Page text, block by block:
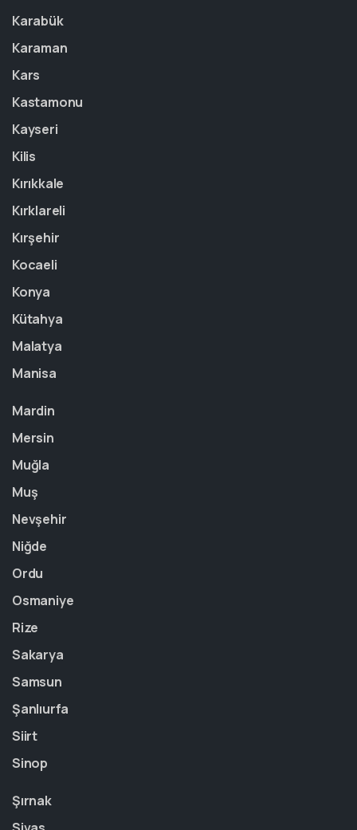
Karabük
Karaman
Kars
Kastamonu
Kayseri
Kilis
Kırıkkale
Kırklareli
Kırşehir
Kocaeli
Konya
Kütahya
Malatya
Manisa
Mardin
Mersin
Muğla
Muş
Nevşehir
Niğde
Ordu
Osmaniye
Rize
Sakarya
Samsun
Şanlıurfa
Siirt
Sinop
Şırnak